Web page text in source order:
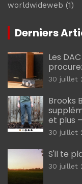
worldwideweb (1)
Derniers
Les
30 juillet
Brooks
et plus
30 juillet
S'il te
30 juillet